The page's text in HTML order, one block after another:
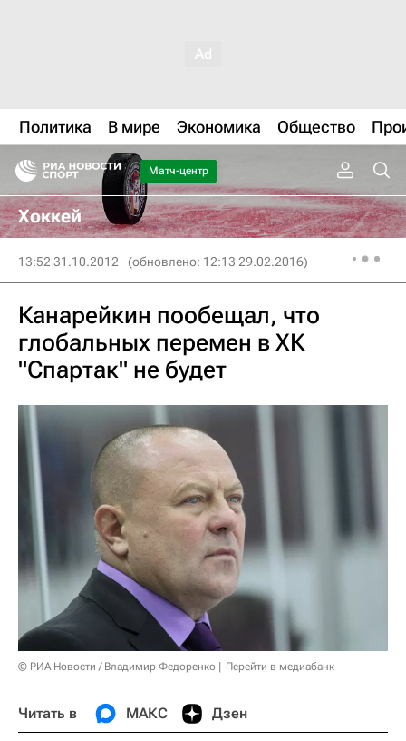
Политика В мире Экономика Общество
Матч-центр
Хоккей
13:52 31.10.2012 (обновлено: 12:13 29.02.2016)
Канарейкин пообещал, что
глобальных перемен в ХК
"Спартак" не будет
© РИА Новости / Владимир Федоренко Перейти в медиабанк
Читать в МАКС Дзен